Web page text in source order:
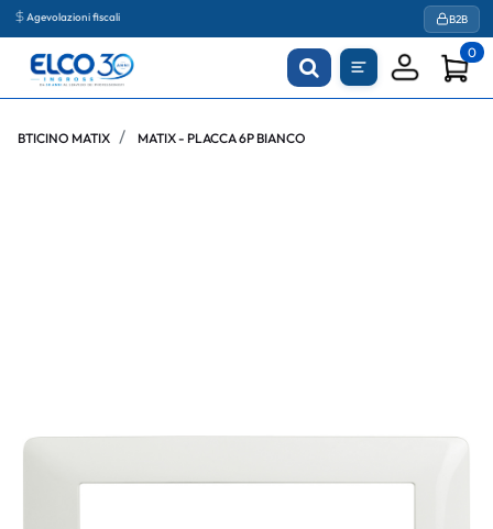
Agevolazioni fiscali B2B
0
BTICINO MATIX MATIX - PLACCA 6P BIANCO